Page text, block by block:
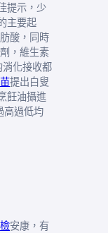
提示，少
主要起
酸，同時
，維生素
消化接收都
提出白叟
飪油攝進
高過低均
安康，有